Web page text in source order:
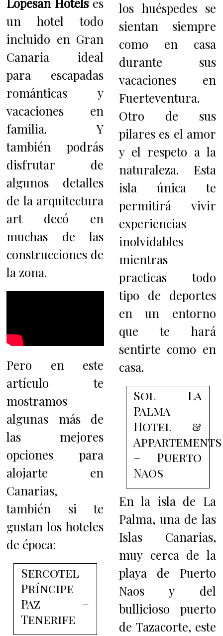
Lopesan Hotelses
un hotel todo
incluido en Gran
Canaria ideal
para escapadas
románticas y
vacaciones en
familia. Y
también podrás
disfrutar de
algunos detalles
de la arquitectura
art decó en
muchas de las
construcciones de
la zona.
Pero en este
artículo te
mostramos
algunas más de
las mejores
opciones para
alojarte en
Canarias,
también si te
gustan los hoteles
de época:
Sercotel
Príncipe
Paz –
Tenerife
los huéspedes se
sientan siempre
como en casa
durante sus
vacaciones en
Fuerteventura.
Otro de sus
pilares es el amor
y el respeto a la
naturaleza. Esta
isla única te
permitirá vivir
experiencias
inolvidables
mientras
practicas todo
tipo de deportes
en un entorno
que te hará
sentirte como en
casa.
Sol La
Palma
Hotel &
Appartements
– Puerto
Naos
En la isla de La
Palma, una de las
Islas Canarias,
muy cerca de la
playa de Puerto
Naos y del
bullicioso puerto
de Tazacorte, este